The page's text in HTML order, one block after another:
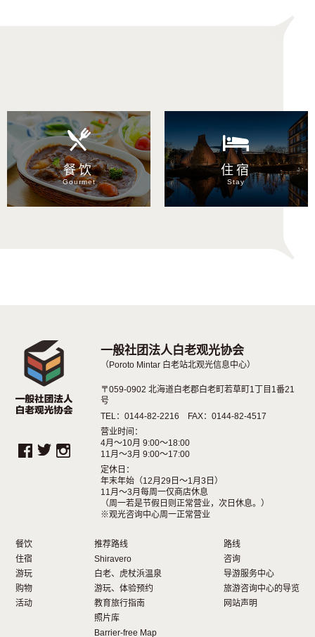
餐饮
Gourmet
住宿
Stay
一般社团法人白老观光协会
（Poroto Mintar 白老站北观光信息中心）
〒059-0902 北海道白老郡白老町若草町1丁目1番21
号
TEL：0144-82-2216 FAX：0144-82-4517
营业时间：
4月～10月 9:00～18:00
11月～3月 9:00～17:00
定休日：
年末年始（12月29日〜1月3日）
11月～3月每周一仅商店休息
（周一若是节假日则正常营业，次日休息。）
※观光咨询中心周一正常营业
餐饮
住宿
游玩
购物
活动
推荐路线
Shiravero
白老、虎杖浜温泉
游玩、体验预约
教育旅行指南
照片库
Barrier-free Map
路线
咨询
导游服务中心
旅游咨询中心的导览
网站声明